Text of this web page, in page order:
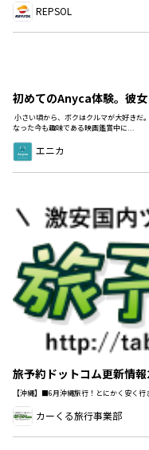
REPSOL
初めてのAnyca体験。彼
小さい頃から、ボクはクルマが大好きだ
なった今も趣味である映画鑑賞中に...
エニカ
旅予約ドットコム更新情
【沖縄】■6月沖縄旅行！とにかく安
カーくる旅行事業部